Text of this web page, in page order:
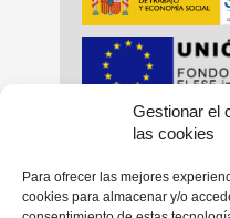
Gestionar el
las cookies
Para ofrecer las mejores
cookies para almacenar y/o
_